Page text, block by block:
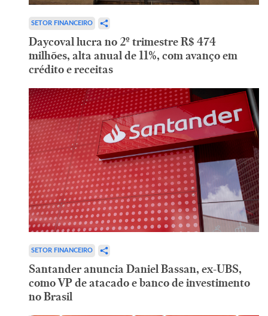
SETOR FINANCEIRO
Daycoval lucra no 2º trimestre R$ 474
milhões, alta anual de 11%, com avanço em
crédito e receitas
SETOR FINANCEIRO
Santander anuncia Daniel Bassan, ex-UBS,
como VP de atacado e banco de investimento
no Brasil